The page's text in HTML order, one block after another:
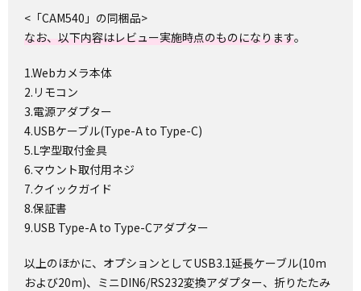
<「CAM540」の同梱品>
なお、以下内容はレビュー実施時点のものになります。
1.Webカメラ本体
2.リモコン
3.電源アダプター
4.USBケーブル(Type-A to Type-C)
5.L字型取付金具
6.マウント取付用ネジ
7.クイックガイド
8.保証書
9.USB Type-A to Type-Cアダプター
以上のほかに、オプションとしてUSB3.1延長ケーブル(10m
および20m)、ミニDIN6/RS232変換アダプター、折りたたみ